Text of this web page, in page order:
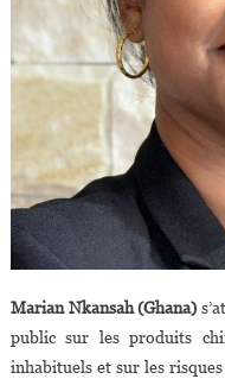
Marian Nkansah (Ghana)
public sur les produits
inhabituels et sur les